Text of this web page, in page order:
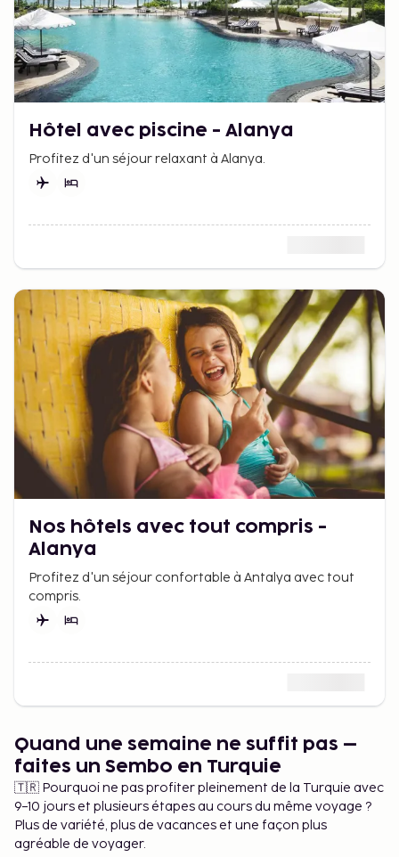
Hôtel avec piscine - Alanya
Profitez d'un séjour relaxant à Alanya.
Nos hôtels avec tout compris -
Alanya
Profitez d'un séjour confortable à Antalya avec tout
compris.
Quand une semaine ne suffit pas –
faites un Sembo en Turquie
🇹🇷 Pourquoi ne pas profiter pleinement de la Turquie avec
9–10 jours et plusieurs étapes au cours du même voyage ?
Plus de variété, plus de vacances et une façon plus
agréable de voyager.